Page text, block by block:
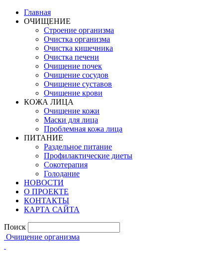
Главная
ОЧИЩЕНИЕ
Строение организма
Очистка организма
Очистка кишечника
Очистка печени
Очищение почек
Очищение сосудов
Очищение суставов
Очищение крови
КОЖА ЛИЦА
Очищение кожи
Маски для лица
Проблемная кожа лица
ПИТАНИЕ
Раздельное питание
Профилактические диеты
Сокотерапия
Голодание
НОВОСТИ
О ПРОЕКТЕ
КОНТАКТЫ
КАРТА САЙТА
Поиск
Очищение организма